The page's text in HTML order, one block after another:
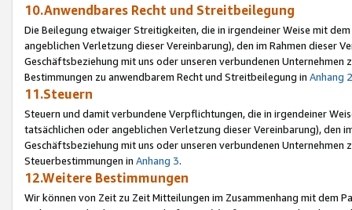
10.Anwendbares Recht und Streitbeilegung
Die Beilegung etwaiger Streitigkeiten, die in irgendeiner Weise mit
angeblichen Verletzung dieser Vereinbarung), den im Rahmen dieser
Geschäftsbeziehung mit uns oder unseren verbundenen
Bestimmungen zu anwendbarem Recht und Streitbeilegung in Anhang 2
11.Steuern
Steuern und damit verbundene Verpflichtungen, die in irgendeiner
tatsächlichen oder angeblichen Verletzung dieser Vereinbarung), den
Geschäftsbeziehung mit uns oder unseren verbundenen
Steuerbestimmungen in Anhang 3.
12.Weitere Bestimmungen
Wir können von Zeit zu Zeit Mitteilungen im Zusammenhang mit dem